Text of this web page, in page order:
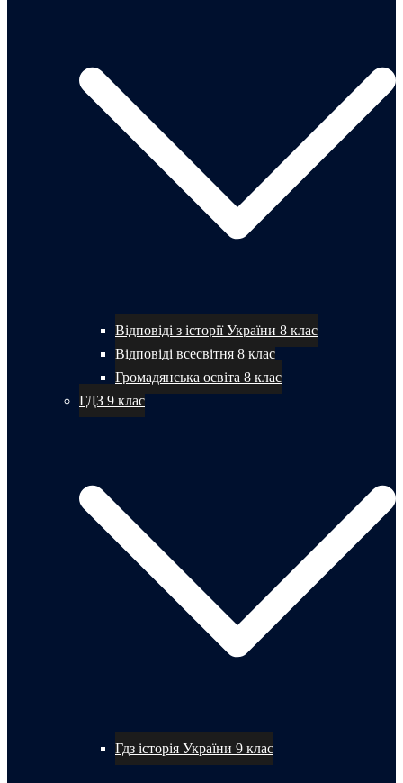
Відповіді з історії України 8 клас
Відповіді всесвітня 8 клас
Громадянська освіта 8 клас
ГДЗ 9 клас
Гдз історія України 9 клас